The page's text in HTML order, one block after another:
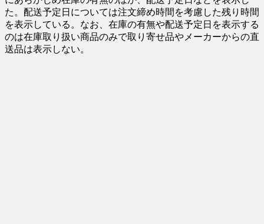
た。配送予定日については注文締め時間を考慮した残り時間
を表示している。なお、在庫の有無や配送予定日を表示する
のは在庫取り扱い商品のみで取り寄せ品やメーカーからの直
送品は表示しない。